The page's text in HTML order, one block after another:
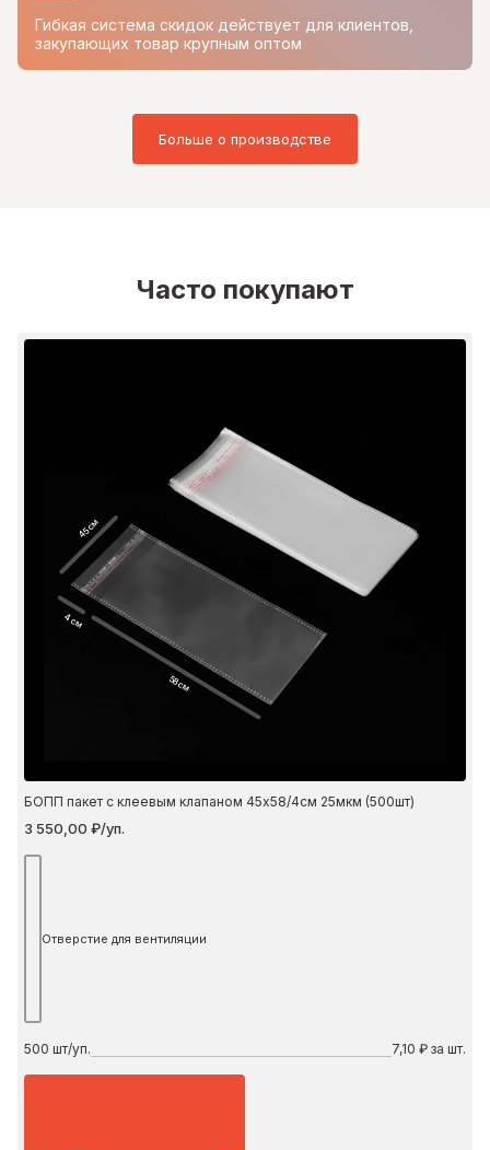
Гибкая система скидок действует для клиентов,
закупающих товар крупным оптом
Больше о производстве
Часто покупают
45 см
4 см
58 см
БОПП пакет с клеевым клапаном 45х58/4см 25мкм (500шт)
3 550,00 ₽/уп.
Отверстие для вентиляции
500 шт/уп. 7,10 ₽ за шт.